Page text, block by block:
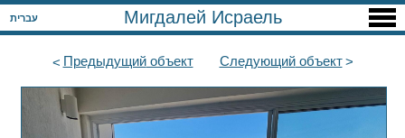
עברית Мигдалей Исраель
Предыдущийобъект Следующийобъект